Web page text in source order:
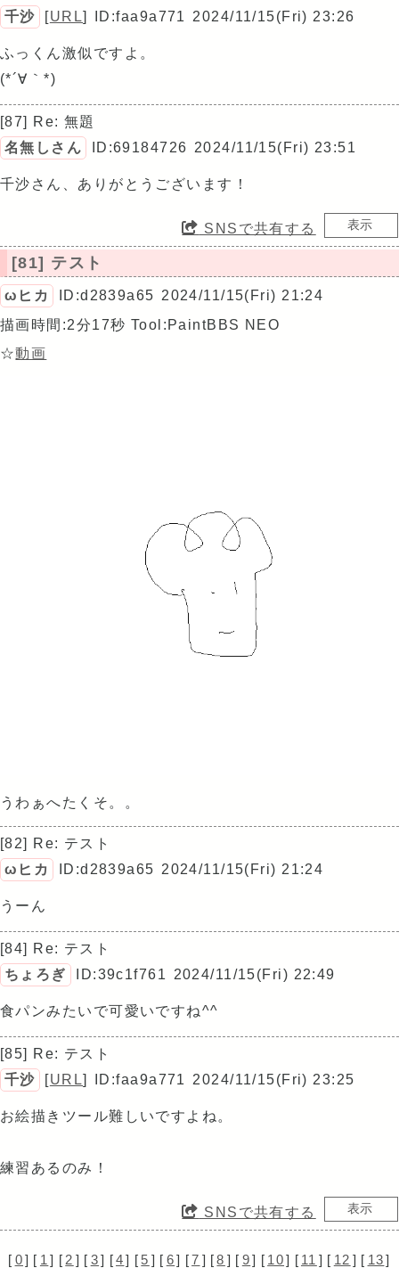
千沙
[URL] ID:faa9a771 2024/11/15(Fri) 23:26
ふっくん激似ですよ。
(*´∀｀*)
[87] Re: 無題
名無しさん
ID:69184726 2024/11/15(Fri) 23:51
千沙さん、ありがとうございます！
SNSで共有する
[81] テスト
ωヒカ ID:d2839a65 2024/11/15(Fri) 21:24
描画時間:2分17秒 Tool:PaintBBS NEO
☆動画
うわぁへたくそ。。
[82] Re: テスト
ωヒカ
ID:d2839a65 2024/11/15(Fri) 21:24
うーん
[84] Re: テスト
ちょろぎ
ID:39c1f761 2024/11/15(Fri) 22:49
食パンみたいで可愛いですね^^
[85] Re: テスト
千沙
[URL] ID:faa9a771 2024/11/15(Fri) 23:25
お絵描きツール難しいですよね。
練習あるのみ！
SNSで共有する
[ 0] [ 1 ] [ 2 ] [ 3] [4 ] [ 5 ] [ 6] [7 ] [ 8 ] [ 9] [ 10] [ 11 ] [ 12 ] [ 13 ]